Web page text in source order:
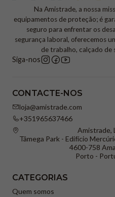
Na Amistrade, a nossa
equipamentos de proteção; é
seguro para enfrentar os
segurança laboral, oferecemos
de trabalho, calçado de
Siga-nos
CONTACTE-NOS
loja@amistrade.com
+351965637466
Amistrade,
Tâmega Park - Edifício
4600-758
Porto -
CATEGORIAS
Quem somos